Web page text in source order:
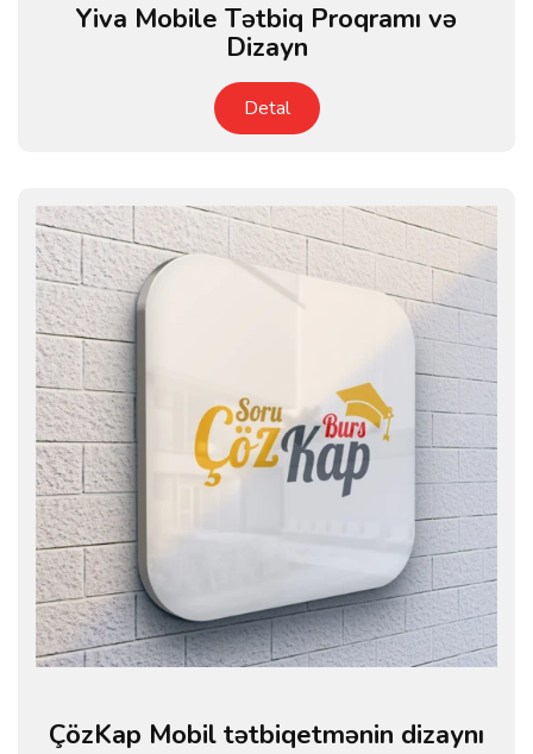
Yiva Mobile Tətbiq Proqramı və
Dizayn
Detal
ÇözKap Mobil tətbiqetmənin dizaynı